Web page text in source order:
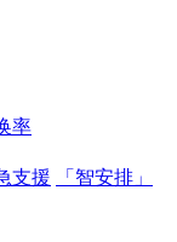
率
支援
「智安排」